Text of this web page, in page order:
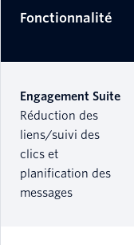
Fonctionnalité
Engagement Suite
Réduction des
liens/suivi des
clics et
planification des
messages